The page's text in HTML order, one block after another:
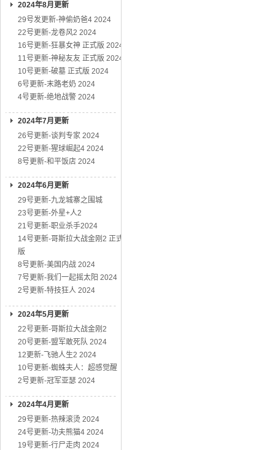
2024年8月更新
29号发更新-神偷奶爸4 2024
22号更新-龙卷风2 2024
16号更新-狂暴女神 正式版 2024
11号更新-神秘友友 正式版 2024
10号更新-破墓 正式版 2024
6号更新-末路老奶 2024
4号更新-绝地战警 2024
2024年7月更新
26号更新-谈判专家 2024
22号更新-猩球崛起4 2024
8号更新-和平饭店 2024
2024年6月更新
29号更新-九龙城寨之围城
23号更新-外星+人2
21号更新-职业杀手2024
14号更新-哥斯拉大战金刚2 正式
版
8号更新-美国内战 2024
7号更新-我们一起摇太阳 2024
2号更新-特技狂人 2024
2024年5月更新
22号更新-哥斯拉大战金刚2
20号更新-盟军敢死队 2024
12更新-飞驰人生2 2024
10号更新-蜘蛛夫人：超感觉醒
2号更新-冠军亚瑟 2024
2024年4月更新
29号更新-热辣滚烫 2024
24号更新-功夫熊猫4 2024
19号更新-行尸走肉 2024